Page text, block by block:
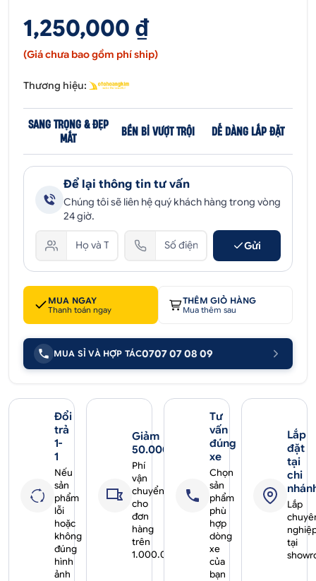
1,250,000 ₫
(Giá chưa bao gồm phí ship)
Thương hiệu:
SANG TRỌNG & ĐẸP
MẮT
BỀN BỈ VƯỢT TRỘI DỄ DÀNG LẮP ĐẶT
Để lại thông tin tư vấn
Chúng tôi sẽ liên hệ quý khách hàng trong vòng
24 giờ.
Gửi
MUA NGAY
Thanh toán ngay
THÊM GIỎ HÀNG
Mua thêm sau
MUA SỈ VÀ HỢP TÁC0707 07 08 09
Đổi
trả
1-
1
Nếu
sản
phẩm
lỗi
hoặc
không
đúng
hình
ảnh
Giảm
50.000₫
Phí
vận
chuyển
cho
đơn
hàng
trên
1.000.000₫
Tư
vấn
đúng
xe
Chọn
sản
phẩm
phù
hợp
dòng
xe
của
bạn
Lắp
đặt
tại
chi
Lắp
tại